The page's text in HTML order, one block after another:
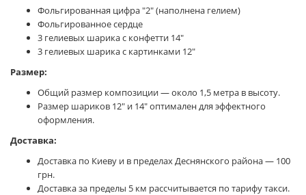
Фольгированная цифра "2" (наполнена гелием)
Фольгированное сердце
3 гелиевых шарика с конфетти 14"
3 гелиевых шарика с картинками 12"
Размер:
Общий размер композиции — около 1,5 метра в высоту.
Размер шариков 12" и 14" оптимален для эффектного
оформления.
Доставка:
Доставка по Киеву и в пределах Деснянского района — 100
грн.
Доставка за пределы 5 км рассчитывается по тарифу такси.